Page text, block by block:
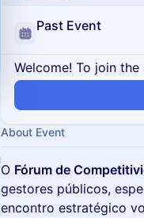
Past Event
Welcome! To join
About Event
O Fórum de
gestores públicos,
encontro estratégico